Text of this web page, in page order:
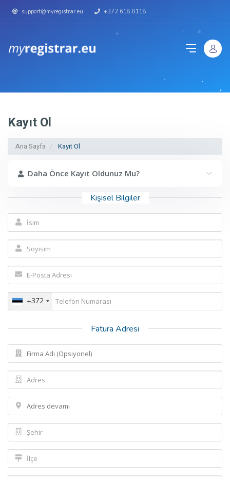
support@myregistrar.eu +372 618 8118
Kayıt Ol
Ana Sayfa Kayıt Ol
Daha Önce Kayıt Oldunuz Mu?
Kişisel Bilgiler
+372
Fatura Adresi